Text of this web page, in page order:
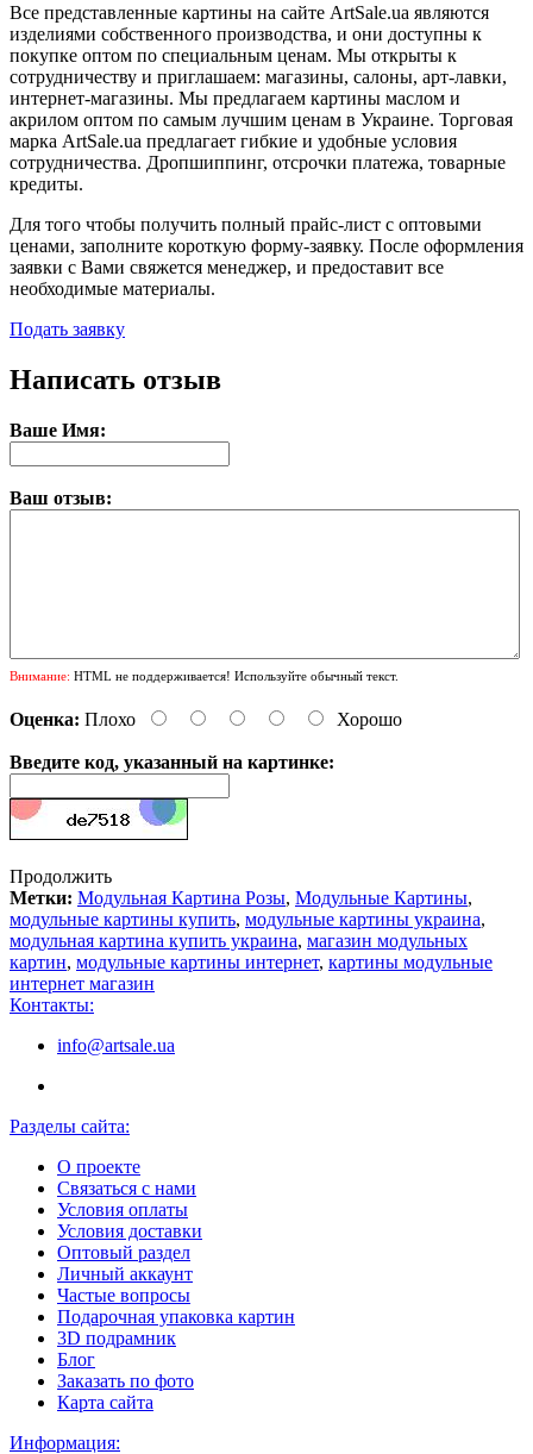
Все представленные картины на сайте ArtSale.ua являются
изделиями собственного производства, и они доступны к
покупке оптом по специальным ценам. Мы открыты к
сотрудничеству и приглашаем: магазины, салоны, арт-лавки,
интернет-магазины. Мы предлагаем картины маслом и
акрилом оптом по самым лучшим ценам в Украине. Торговая
марка ArtSale.ua предлагает гибкие и удобные условия
сотрудничества. Дропшиппинг, отсрочки платежа, товарные
кредиты.
Для того чтобы получить полный прайс-лист с оптовыми
ценами, заполните короткую форму-заявку. После оформления
заявки с Вами свяжется менеджер, и предоставит все
необходимые материалы.
Подать заявку
Написать отзыв
Ваше Имя:
Ваш отзыв:
Внимание: HTML не поддерживается! Используйте обычный текст.
Оценка: Плохо Хорошо
Введите код, указанный на картинке:
Продолжить
Метки: Модульная Картина Розы, Модульные Картины,
модульные картины купить, модульные картины украина,
модульная картина купить украина, магазин модульных
картин, модульные картины интернет, картины модульные
интернет магазин
Контакты:
info@artsale.ua
Разделы сайта:
О проекте
Связаться с нами
Условия оплаты
Условия доставки
Оптовый раздел
Личный аккаунт
Частые вопросы
Подарочная упаковка картин
3D подрамник
Блог
Заказать по фото
Карта сайта
Информация: